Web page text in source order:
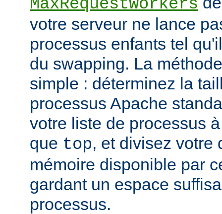
MaxRequestWorkers
votre serveur ne lance
processus enfants tel
du swapping. La
simple : déterminez la
processus Apache
votre liste de processus
que top, et divisez votre
mémoire disponible par
gardant un espace
processus.